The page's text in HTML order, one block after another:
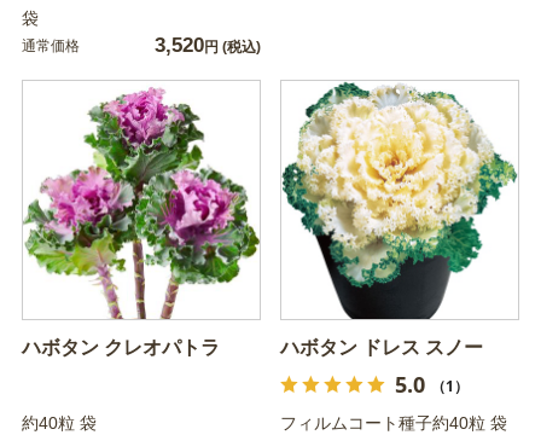
袋
通常価格 3,520円 (税込)
ハボタン クレオパトラ
約40粒 袋
ハボタン ドレス スノー
5.0 （1）
フィルムコート種子約40粒 袋